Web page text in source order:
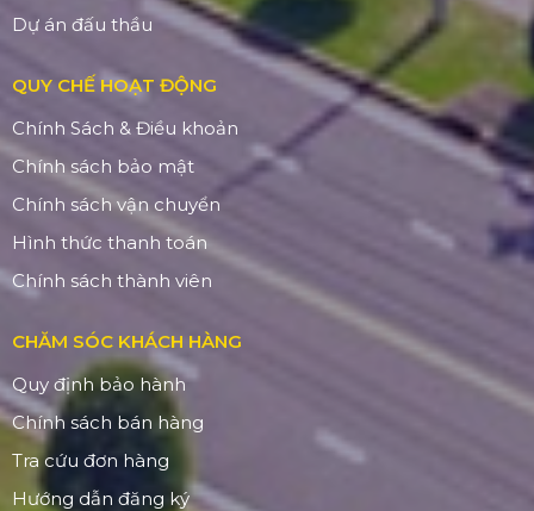
Dự án đấu thầu
QUY CHẾ HOẠT ĐỘNG
Chính Sách & Điều khoản
Chính sách bảo mật
Chính sách vận chuyển
Hình thức thanh toán
Chính sách thành viên
CHĂM SÓC KHÁCH HÀNG
Quy định bảo hành
Chính sách bán hàng
Tra cứu đơn hàng
Hướng dẫn đăng ký